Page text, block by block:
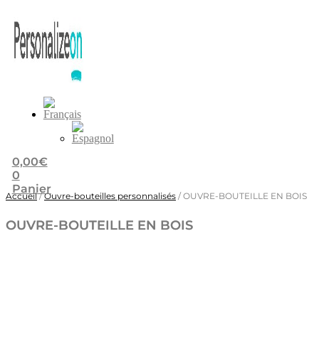
0,00€
0
Panier
Accueil/Ouvre-bouteilles personnalisés / OUVRE-BOUTEILLE EN BOIS
OUVRE-BOUTEILLE EN BOIS